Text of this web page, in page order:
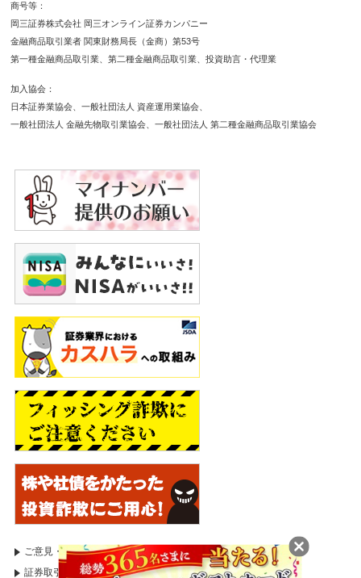
商号等
岡三証券株式会社 岡三オンライン証券カンパニー
金融商品取引業者 関東財務局長（金商）第53号
第一種金融商品取引業
第二種金融商品取引業 投資助言・代理業
加入協会
日本証券業協会
一般社団法人 資産運用業協会
一般社団法人 金融先物取引業協会
一般社団法人 第二種金融商品取引業協会
ご意見・苦情等のお申出
証券取引等監視委員会
証券取引等監視委員会（情報受付）
国税庁